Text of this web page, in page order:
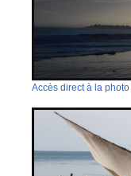
Accès direct à la photo